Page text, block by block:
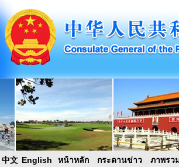
中文 English หน้าหลัก กระดานข่าว ภาพรว